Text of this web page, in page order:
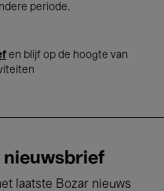
periode.
en blijf op de hoogte van
nieuwsbrief
laatste Bozar nieuws